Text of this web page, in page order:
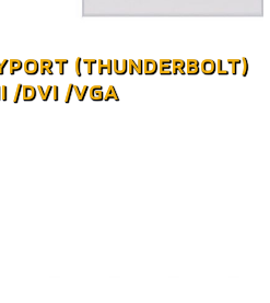
(THUNDERBOLT)
/DVI /VGA